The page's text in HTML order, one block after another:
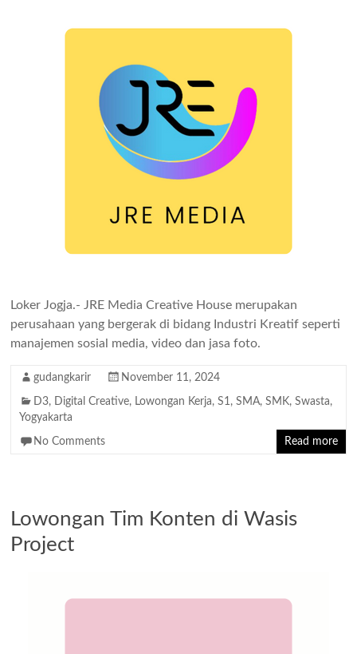
Loker Jogja.- JRE Media Creative House merupakan
perusahaan yang bergerak di bidang Industri Kreatif seperti
manajemen sosial media, video dan jasa foto.
gudangkarir November 11, 2024
D3, Digital Creative, Lowongan Kerja,S1,SMA,SMK,Swasta,
Yogyakarta
No Comments Read more
Lowongan Tim Konten di Wasis
Project